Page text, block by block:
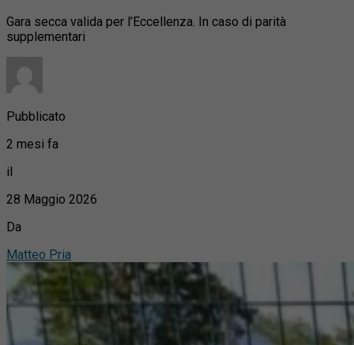
Gara secca valida per l’Eccellenza. In caso di parità
supplementari
Pubblicato
2 mesi fa
il
28 Maggio 2026
Da
Matteo Pria